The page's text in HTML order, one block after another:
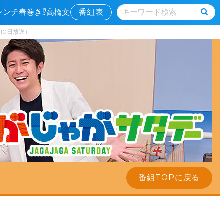
チ春巻き⁉高橋文
番組表
日放送）
番組TOPに戻る